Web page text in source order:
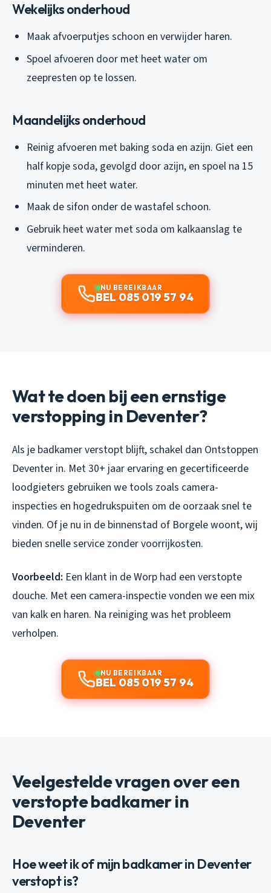
Wekelijks onderhoud
Maak afvoerputjes schoon en verwijder haren.
Spoel afvoeren door met heet water om
zeepresten op te lossen.
Maandelijks onderhoud
Reinig afvoeren met baking soda en azijn. Giet een
half kopje soda, gevolgd door azijn, en spoel na 15
minuten met heet water.
Maak de sifon onder de wastafel schoon.
Gebruik heet water met soda om kalkaanslag te
verminderen.
NU BEREIKBAAR
BEL 085 019 57 94
Wat te doen bij een ernstige
verstopping in Deventer?
Als je badkamer verstopt blijft, schakel dan Ontstoppen
Deventer in. Met 30+ jaar ervaring en gecertificeerde
loodgieters gebruiken we tools zoals camera-
inspecties en hogedrukspuiten om de oorzaak snel te
vinden. Of je nu in de binnenstad of Borgele woont, wij
bieden snelle service zonder voorrijkosten.
Voorbeeld: Een klant in de Worp had een verstopte
douche. Met een camera-inspectie vonden we een mix
van kalk en haren. Na reiniging was het probleem
verholpen.
NU BEREIKBAAR
BEL 085 019 57 94
Veelgestelde vragen over een
verstopte badkamer in
Deventer
Hoe weet ik of mijn badkamer in Deventer
verstopt is?